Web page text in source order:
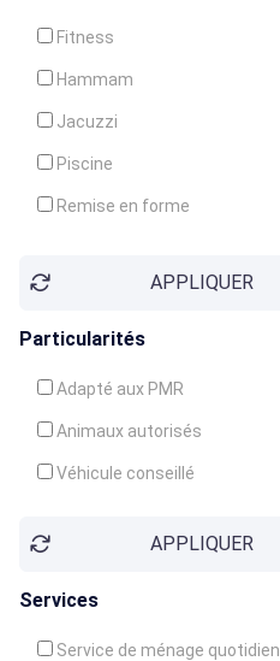
Fitness
Hammam
Jacuzzi
Piscine
Remise en forme
Soins du corpsAPPLIQUER
Particularités
Adapté aux PMR
Animaux autorisés
Véhicule conseillé
APPLIQUER
Services
Service de ménage quotidien